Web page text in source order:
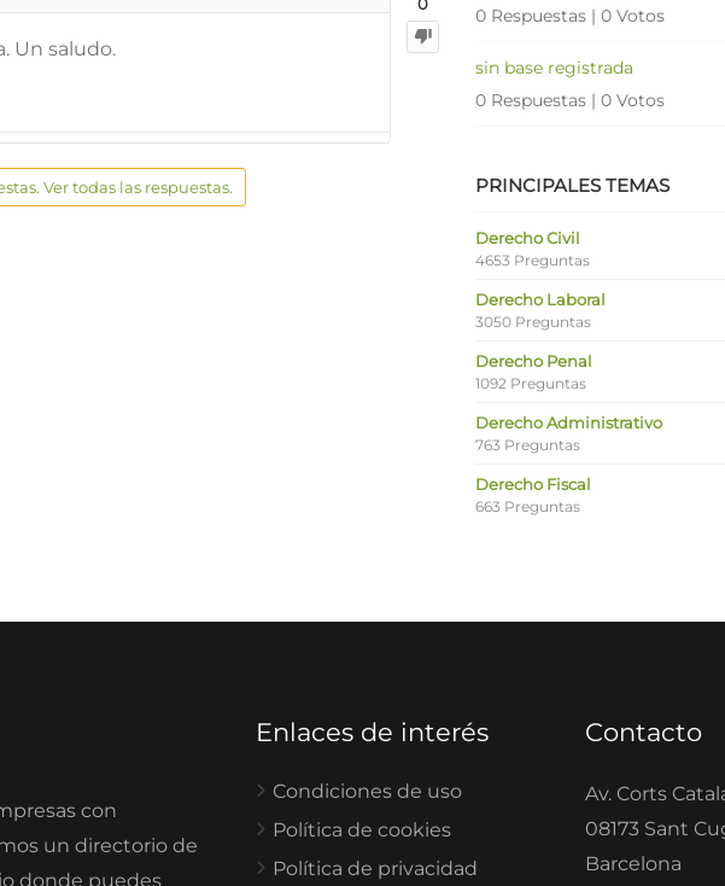
0
Un saludo.
Ver todas las respuestas.
0 Respuestas | 0 Votos
sin base registrada
0 Respuestas | 0 Votos
PRINCIPALES TEMAS
Derecho Civil
4653 Preguntas
Derecho Laboral
3050 Preguntas
Derecho Penal
1092 Preguntas
Derecho Administrativo
763 Preguntas
Derecho Fiscal
663 Preguntas
con
un directorio de
donde puedes
Enlaces de interés
Condiciones de uso
Política de cookies
Política de privacidad
Contacto
Av. Corts
08173 Sant
Barcelona